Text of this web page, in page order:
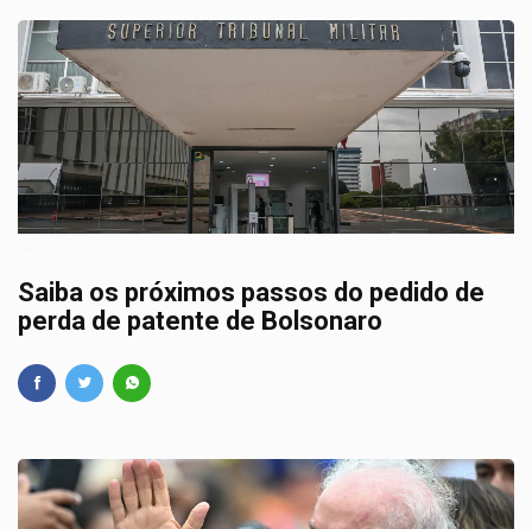
Saiba os próximos passos do pedido de
perda de patente de Bolsonaro